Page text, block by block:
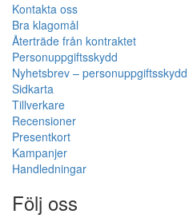
Kontakta oss
Bra klagomål
Återträde från kontraktet
Personuppgiftsskydd
Nyhetsbrev – personuppgiftsskydd
Sidkarta
Tillverkare
Recensioner
Presentkort
Kampanjer
Handledningar
Följ oss